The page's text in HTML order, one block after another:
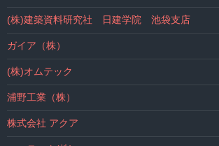
(株)建築資料研究社 日建学院 池袋支店
ガイア（株）
(株)オムテック
浦野工業（株）
株式会社 アクア